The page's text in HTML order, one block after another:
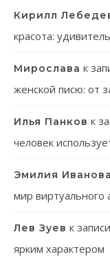
Кирилл
красота:
Мирослава к
женской писю: от
Илья Панков к
человек
Эмилия Иванова
мир виртуального
Лев Зуев к записи
ярким характером